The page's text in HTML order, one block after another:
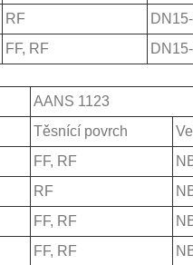
RF
FF, RF
AANS 1123
Těsnící povrch
FF, RF
RF
FF, RF
FF, RF